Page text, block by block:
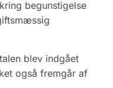
begunstigelse
blev indgået
også fremgår af